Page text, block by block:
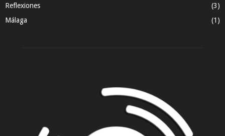
Reflexiones
(3)
Málaga
(1)